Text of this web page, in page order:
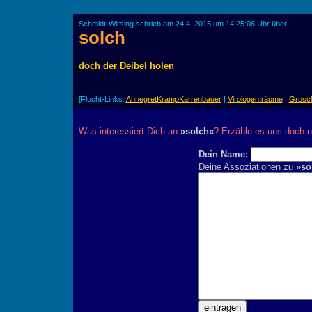
Schmidt-Wirsing schrieb am 24.4. 2015 um 14:25:06 Uhr über
solch
doch der Deibel holen
[Flucht-Links: AnnegretKrampKarrenbauer| Virologenträume|
Was interessiert Dich an »solch«? Erzähle es uns doch
Dein Name:
Deine Assoziationen zu »